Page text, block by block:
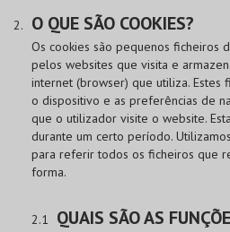
O QUE SÃO COOKIES?
Os cookies são pequenos ficheiros
pelos websites que visita e
internet (browser) que utiliza. Estes
o dispositivo e as preferências de
que o utilizador visite o website.
durante um certo período.
para referir todos os ficheiros que
forma.
QUAIS SÃO AS